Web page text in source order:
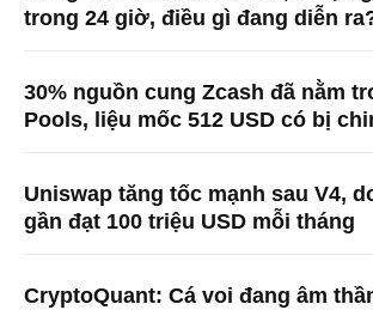
trong 24 giờ, điều gì đang diễn
30% nguồn cung Zcash đã nằm
Pools, liệu mốc 512 USD có bị
Uniswap tăng tốc mạnh sau V4,
gần đạt 100 triệu USD mỗi tháng
CryptoQuant: Cá voi đang âm